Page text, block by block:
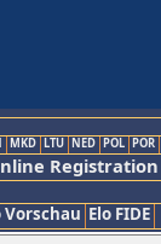
MKD LTU NED POL POR
Registration
Vorschau Elo FIDE